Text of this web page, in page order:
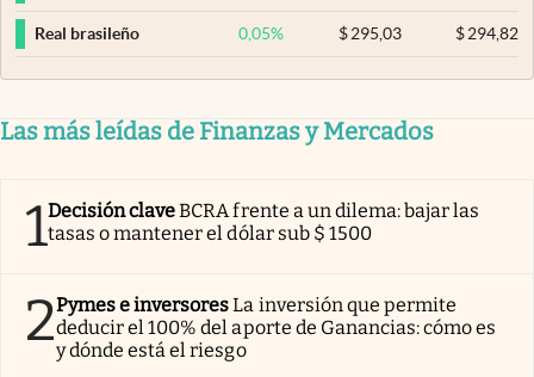
Real brasileño 0,05% $ 295,03 $294,82
Las más leídas de Finanzas y Mercados
1Decisión claveBCRA frente a un dilema: bajar las
tasas o mantener el dólar sub $ 1500
2Pymes e inversoresLa inversión que permite
deducir el 100% del aporte de Ganancias: cómo es
y dónde está el riesgo